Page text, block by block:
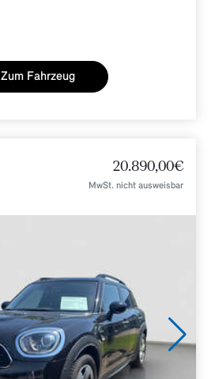
Zum Fahrzeug
20.890,00€
MwSt. nicht ausweisbar